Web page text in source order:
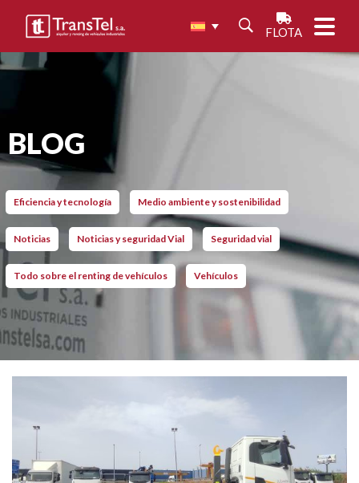
FLOTA
BLOG
Eficiencia y tecnología Medio ambiente y sostenibilidad
Noticias Noticias y seguridad Vial Seguridad vial
Todo sobre el renting de vehículos Vehículos